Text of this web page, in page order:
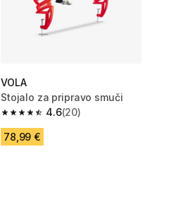
VOLA
Stojalo za pripravo smuči
4.6
4.6 od 5 zvezdic from 20 ocene
(20)
78,99 €